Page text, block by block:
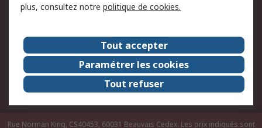
A propos de RS
A propos de RS France
Evénements
Le groupe RS Group Plc
Presse
RS dans le monde
Démarche RSE
Nous rejoindre
RS Particuliers
Rue Norman King, CS40453, 60031 Beauvais Cedex. Les prix indiqués sont
plus, consultez notre politique de cookies.
Tout accepter
Paramétrer les cookies
Tout refuser